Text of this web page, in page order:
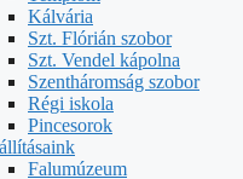
Kálvária
Szt. Flórián szobor
Szt. Vendel kápolna
Szentháromság szobor
Régi iskola
Pincesorok
Falumúzeum